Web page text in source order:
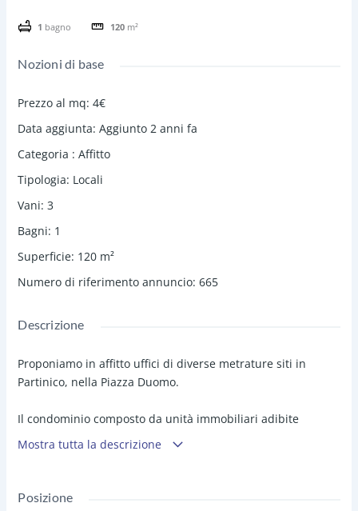
1 bagno 120 m²
Nozioni di base
Prezzo al mq: 4€
Data aggiunta: Aggiunto 2 anni fa
Categoria : Affitto
Tipologia: Locali
Vani: 3
Bagni: 1
Superficie: 120 m²
Numero di riferimento annuncio: 665
Descrizione
Proponiamo in affitto uffici di diverse metrature siti in
Partinico, nella Piazza Duomo.
Il condominio composto da unità immobiliari adibite
soltanto ad uso uffici offre in affitto diverse soluzioni quali:
ripostiglio e servizio igienico, prospiciente su Via P.pe
Mostra tutta la descrizione
Posizione